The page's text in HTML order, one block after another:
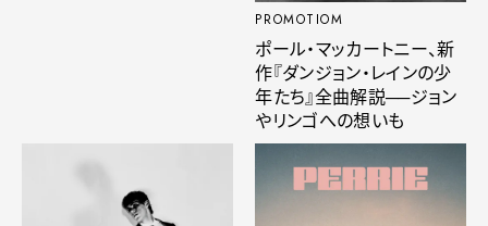
PROMOTIOM
ポール・マッカートニー、新
作『ダンジョン・レインの少
年たち』全曲解説──ジョン
やリンゴへの想いも